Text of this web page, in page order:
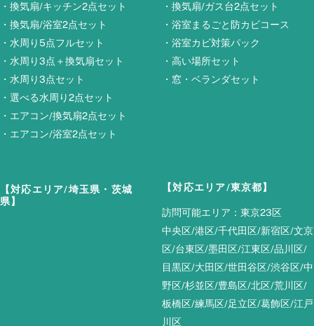
・ 換気扇/キッチン2点セット
・ 換気扇/浴室2点セット
・ 水周り5点フルセット
・ 水周り3点＋換気扇セット
・ 水周り3点セット
・ 選べる水周り2点セット
・ エアコン/換気扇2点セット
・ エアコン/浴室2点セット
【対応エリア/埼玉県・茨城
県】
・換気扇/ガス台2点セット
・浴室まるごと防カビコース
・浴室カビ対策パック
・高い場所セット
・ 窓・ベランダセット
【対応エリア/東京都】
訪問可能エリア：東京23区
中央区/港区/千代田区/新宿区/文京
区/台東区/墨田区/江東区/品川区/
目黒区/大田区/世田谷区/渋谷区/中
野区/杉並区/豊島区/北区/荒川区/
板橋区/練馬区/足立区/葛飾区/江戸
川区